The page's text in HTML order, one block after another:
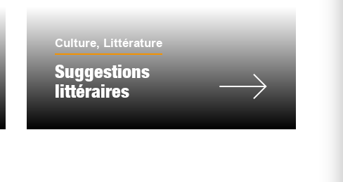
Culture, Littérature
Suggestions
littéraires